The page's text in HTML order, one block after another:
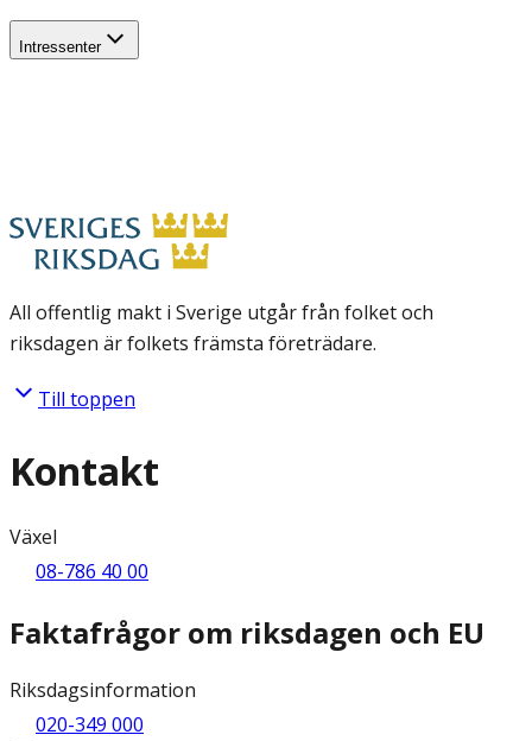
Intressenter
All offentlig makt i Sverige utgår från folket och
riksdagen är folkets främsta företrädare.
Till toppen
Kontakt
Växel
08-786 40 00
Faktafrågor om riksdagen och EU
Riksdagsinformation
020-349 000